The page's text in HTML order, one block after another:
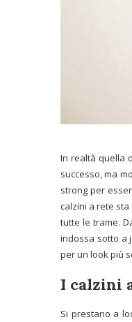
In realtà quella
successo, ma
strong per
calzini a rete
tutte le trame.
indossa sotto a
per un look più
I calzini
Si prestano a